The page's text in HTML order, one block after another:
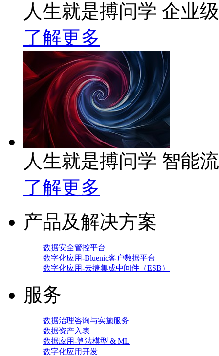
人生就是搏问学 企业
了解更多
人生就是搏问学 智能
了解更多
产品及解决方案
数据安全管控平台
数字化应用-Bluenic客户数据平台
数字化应用-云捷集成中间件（ESB）
服务
数据治理咨询与实施服务
数据资产入表
数据应用-算法模型 & ML
数字化应用开发